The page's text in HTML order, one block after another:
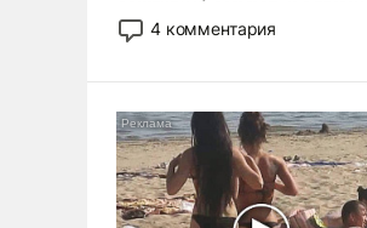
США потребуется более трех
лет. Даже небольшая война с
Сложившаяся ситуация
означает многолетний период
уязвимости США, например,
перед Китаем.
4 комментария